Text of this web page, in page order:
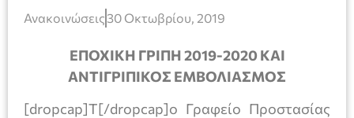
Ανακοινώσεις 30 Οκτωβρίου, 2019
ΕΠΟΧΙΚΗ ΓΡΙΠΗ 2019-2020 ΚΑΙ
AΝΤΙΓΡΙΠΙΚΟΣ ΕΜΒΟΛΙΑΣΜΟΣ
[dropcap]Τ[/dropcap]ο Γραφείο Προστασίας